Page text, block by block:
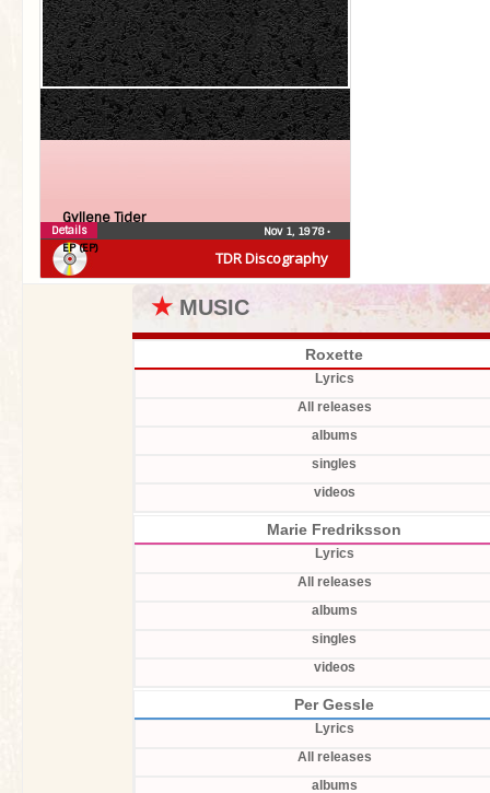
TDR Discography
Gyllene Tider
EP (EP)
Nov 1, 1978•
Details
★ MUSIC
Roxette
Lyrics
All releases
albums
singles
videos
Marie Fredriksson
Lyrics
All releases
albums
singles
videos
Per Gessle
Lyrics
All releases
albums